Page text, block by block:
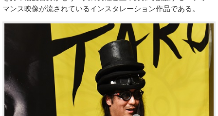
マンス映像が流されているインスタレーション作品である。